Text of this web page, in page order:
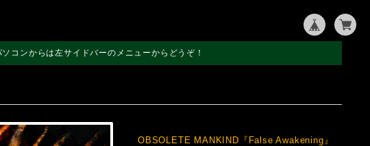
コンからは左サイドバーのメニューからどうぞ！
OBSOLETE MANKIND『False Awakening』